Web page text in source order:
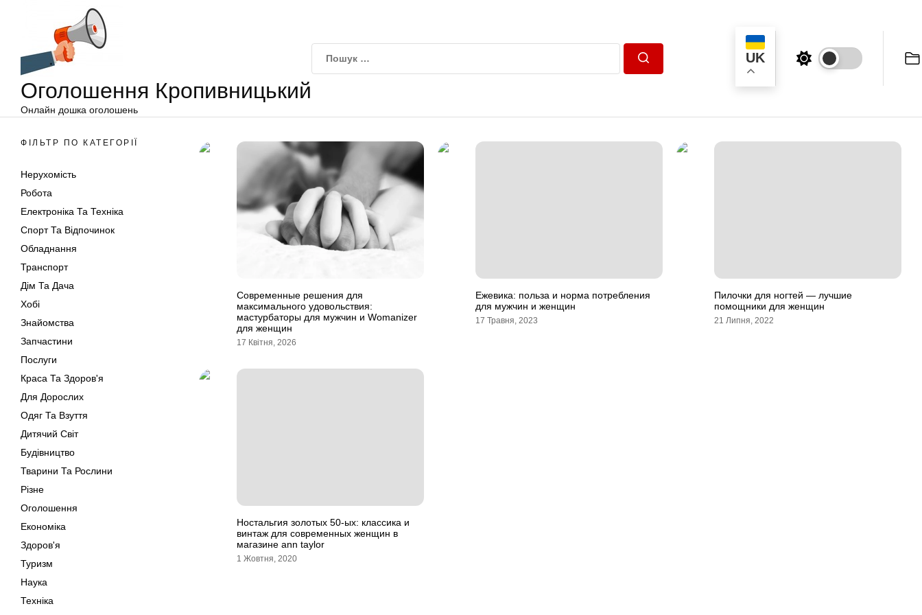
Оголошення Кропивницький
Онлайн дошка оголошень
UK
ФІЛЬТР ПО КАТЕГОРІЇ
Нерухомість
Робота
Електроніка Та Техніка
Спорт Та Відпочинок
Обладнання
Транспорт
Дім Та Дача
Хобі
Знайомства
Запчастини
Послуги
Краса Та Здоров'я
Для Дорослих
Одяг Та Взуття
Дитячий Світ
Будівництво
Тварини Та Рослини
Різне
Оголошення
Економіка
Здоров'я
Туризм
Наука
Техніка
Современные решения для
максимального удовольствия:
мастурбаторы для мужчин и Womanizer
для женщин
17 Квітня, 2026
Ежевика: польза и норма потребления
для мужчин и женщин
17 Травня, 2023
Пилочки для ногтей — лучшие
помощники для женщин
21 Липня, 2022
Ностальгия золотых 50-ых: классика и
винтаж для современных женщин в
магазине ann taylor
1 Жовтня, 2020